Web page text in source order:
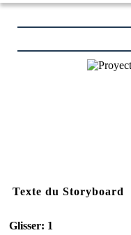
Texte du Storyboard
Glisser: 1